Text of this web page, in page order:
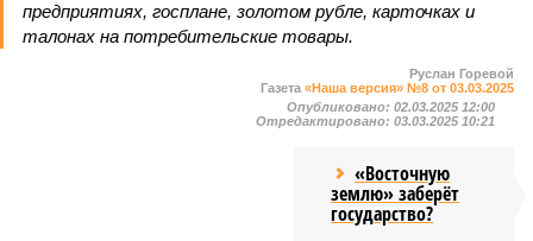
предприятиях, госплане, золотом рубле, карточках и
талонах на потребительские товары.
Руслан Горевой
Газета «Наша версия» №8 от 03.03.2025
Опубликовано: 02.03.2025 12:00
Отредактировано: 03.03.2025 10:21
«Восточную
землю» заберёт
государство?